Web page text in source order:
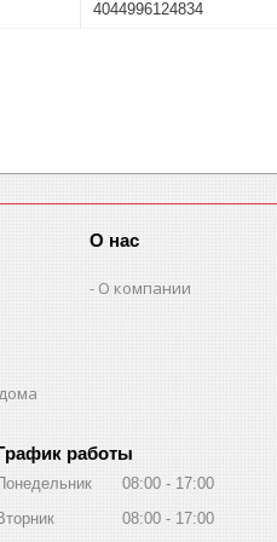
4044996124834
О нас
О компании
работы
08:00
17:00
08:00 17:00